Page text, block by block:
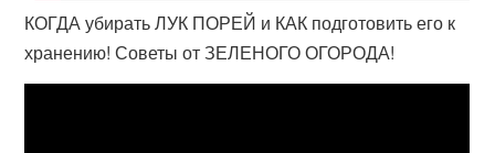
КОГДА убирать ЛУК ПОРЕЙ и КАК подготовить его к
хранению! Советы от ЗЕЛЕНОГО ОГОРОДА!